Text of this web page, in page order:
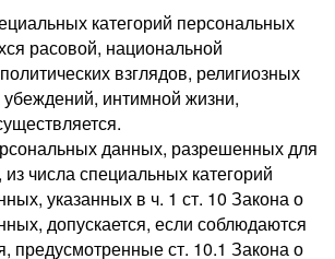
категорий персональных
расовой, национальной
взглядов, религиозных
интимной жизни,
данных, разрешенных для
числа специальных категорий
указанных в ч. 1 ст. 10 Закона о
допускается, если соблюдаются
предусмотренные ст. 10.1 Закона о